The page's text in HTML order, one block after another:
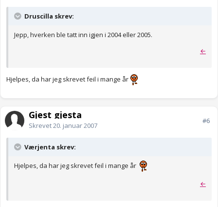
Druscilla skrev:
Jepp, hverken ble tatt inn igjen i 2004 eller 2005.
←
Hjelpes, da har jeg skrevet feil i mange år
Gjest gjesta
Skrevet20. januar 2007
#6
Værjenta skrev:
Hjelpes, da har jeg skrevet feil i mange år
←